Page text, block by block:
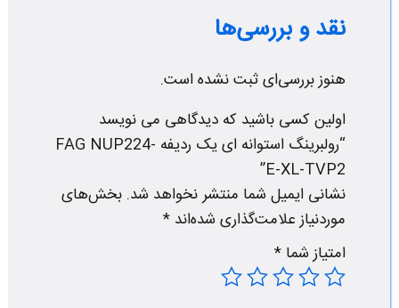
نقد و بررسی‌ها
هنوز بررسی‌ای ثبت نشده است.
اولین کسی باشید که دیدگاهی می نویسد
“رولبرینگ استوانه ای یک ردیفه FAG NUP224-
E-XL-TVP2”
نشانی ایمیل شما منتشر نخواهد شد. بخش‌های
موردنیاز علامت‌گذاری شده‌اند *
امتیاز شما *